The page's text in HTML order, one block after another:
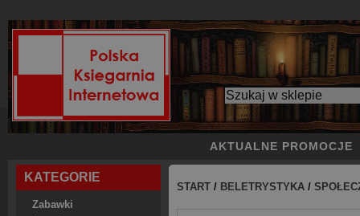
AKTUALNE PROMOCJE
KATEGORIE
Zabawki
START / BELETRYSTYKA /